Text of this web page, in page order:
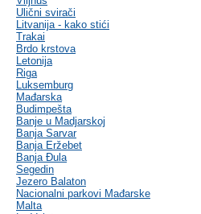
Ulični svirači
Litvanija - kako stići
Trakai
Brdo krstova
Letonija
Riga
Luksemburg
Mađarska
Budimpešta
Banje u Madjarskoj
Banja Sarvar
Banja Eržebet
Banja Ðula
Segedin
Jezero Balaton
Nacionalni parkovi Mađarske
Malta